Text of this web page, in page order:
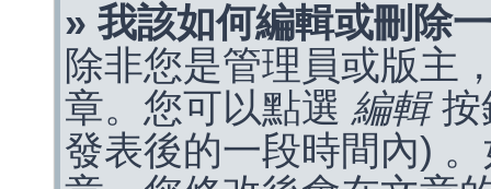
» 我該如何編輯或刪除
除非您是管理員或版主
章。您可以點選 編輯按
發表後的一段時間內)